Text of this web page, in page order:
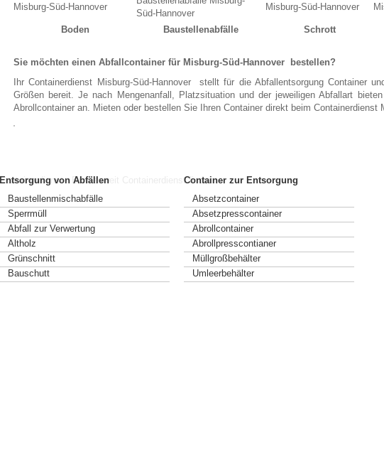
Boden Baustellenabfälle Schrott
Sie möchten einen Abfallcontainer für Misburg-Süd-Hannover bestellen?
Ihr Containerdienst Misburg-Süd-Hannover stellt für die Abfallentsorgung Container
Größen bereit. Je nach Mengenanfall, Platzsituation und der jeweiligen Abfallart
Abrollcontainer an. Mieten oder bestellen Sie Ihren Container direkt beim Containerdienst
Containerdienst - Bundesweit Containerdienst finden
Entsorgung von Abfällen
Baustellenmischabfälle
Sperrmüll
Abfall zur Verwertung
Altholz
Grünschnitt
Bauschutt
Container zur Entsorgung
Absetzcontainer
Absetzpresscontainer
Abrollcontainer
Abrollpresscontianer
Müllgroßbehälter
Umleerbehälter